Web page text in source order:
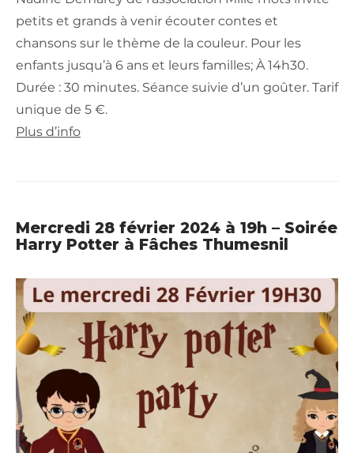
petits et grands à venir écouter contes et
chansons sur le thème de la couleur. Pour les
enfants jusqu’à 6 ans et leurs familles; À 14h30.
Durée : 30 minutes. Séance suivie d’un goûter. Tarif
unique de 5 €.
Plus d’info
Mercredi 28 février 2024 à 19h – Soirée
Harry Potter à Fâches Thumesnil